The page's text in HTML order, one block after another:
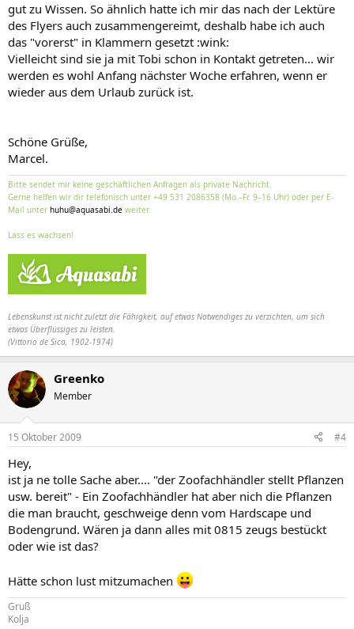
gut zu Wissen. So ähnlich hatte ich mir das nach der Lektüre
des Flyers auch zusammengereimt, deshalb habe ich auch
das "vorerst" in Klammern gesetzt :wink:
Vielleicht sind sie ja mit Tobi schon in Kontakt getreten... wir
werden es wohl Anfang nächster Woche erfahren, wenn er
wieder aus dem Urlaub zurück ist.
Schöne Grüße,
Marcel.
Bitte sendet mir keine geschäftlichen Anfragen als private Nachricht.
Gerne helfen wir dir telefonisch unter +49 531 2086358 (Mo.–Fr. 9–16 Uhr) oder per E-
Mail unter huhu@aquasabi.de weiter.
Lass es wachsen!
Lebenskunst ist nicht zuletzt die Fähigkeit, auf etwas Notwendiges zu verzichten, um sich
etwas Überflüssiges zu leisten.
(Vittorio de Sica, 1902-1974)
Greenko
Member
15 Oktober 2009 #4
Hey,
ist ja ne tolle Sache aber.... "der Zoofachhändler stellt Pflanzen
usw. bereit" - Ein Zoofachhändler hat aber nich die Pflanzen
die man braucht, geschweige denn vom Hardscape und
Bodengrund. Wären ja dann alles mit 0815 zeugs bestückt
oder wie ist das?
Hätte schon lust mitzumachen
Gruß
Kolja